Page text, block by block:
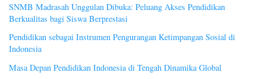
SNMB Madrasah Unggulan Dibuka: Peluang Akses Pendidikan
Berkualitas bagi Siswa Berprestasi
Pendidikan sebagai Instrumen Pengurangan Ketimpangan Sosial di
Indonesia
Masa Depan Pendidikan Indonesia di Tengah Dinamika Global